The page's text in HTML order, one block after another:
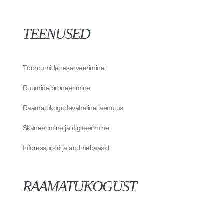
TEENUSED
Tööruumide reserveerimine
Ruumide broneerimine
Raamatukogudevaheline laenutus
Skaneerimine ja digiteerimine
Inforessursid ja andmebaasid
RAAMATUKOGUST